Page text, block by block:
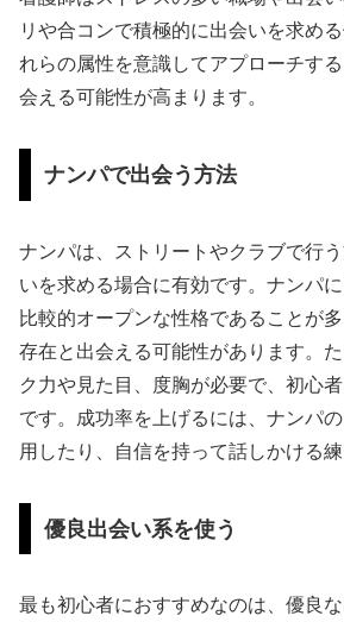
リや合コンで積極的に出会いを求め
れらの属性を意識してアプローチす
会える可能性が高まります。
ナンパで出会う方法
ナンパは、ストリートやクラブで行
いを求める場合に有効です。ナンパに
比較的オープンな性格であることが
存在と出会える可能性があります。
ク力や見た目、度胸が必要で、初心
です。成功率を上げるには、ナンパ
用したり、自信を持って話しかける練
優良出会い系を使う
最も初心者におすすめなのは、優良